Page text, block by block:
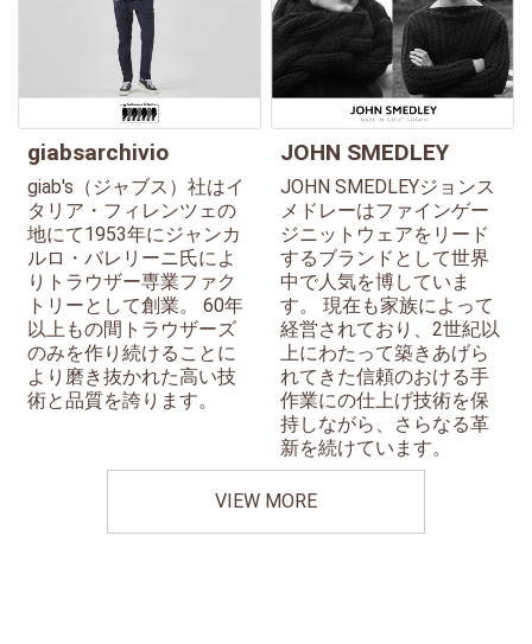
giabsarchivio
giab's（ジャブス）社はイ
タリア・フィレンツェの
地にて1953年にジャンカ
ルロ・バレリーニ氏によ
りトラウザー専業ファク
トリーとして創業。 60年
以上もの間トラウザーズ
のみを作り続けることに
より磨き抜かれた高い技
術と品質を誇ります。
JOHN SMEDLEY
JOHN SMEDLEYジョンス
メドレーはファインゲー
ジニットウェアをリード
するブランドとして世界
中で人気を博していま
す。 現在も家族によって
経営されており、2世紀以
上にわたって築きあげら
れてきた信頼のおける手
作業にの仕上げ技術を保
持しながら、さらなる革
新を続けています。
VIEW MORE